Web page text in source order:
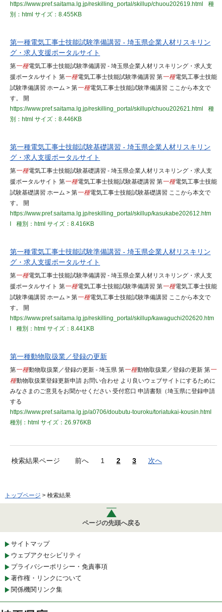
https://www.pref.saitama.lg.jp/reskilling_portal/skillup/chuou202619.html
種
別：html サイズ：8.455KB
第一種電気工事士技能試験準備講習 - 埼玉県企業人材リスキリン
グ・求人支援ポータルサイト
第一種電気工事士技能試験準備講習 - 埼玉県企業人材リスキリング・求人支
援ポータルサイト 第一種電気工事士技能試験準備講習 第一種電気工事士技能
試験準備講習 ホーム > 第一種電気工事士技能試験準備講習 ここから本文で
す。 開
https://www.pref.saitama.lg.jp/reskilling_portal/skillup/chuou202621.html
種
別：html サイズ：8.446KB
第一種電気工事士技能試験基礎講習 - 埼玉県企業人材リスキリン
グ・求人支援ポータルサイト
第一種電気工事士技能試験基礎講習 - 埼玉県企業人材リスキリング・求人支
援ポータルサイト 第一種電気工事士技能試験基礎講習 第一種電気工事士技能
試験基礎講習 ホーム > 第一種電気工事士技能試験基礎講習 ここから本文で
す。 開
https://www.pref.saitama.lg.jp/reskilling_portal/skillup/kasukabe202612.htm
種別：html サイズ：8.416KB
第一種電気工事士技能試験準備講習 - 埼玉県企業人材リスキリン
グ・求人支援ポータルサイト
第一種電気工事士技能試験準備講習 - 埼玉県企業人材リスキリング・求人支
援ポータルサイト 第一種電気工事士技能試験準備講習 第一種電気工事士技能
試験準備講習 ホーム > 第一種電気工事士技能試験準備講習 ここから本文で
す。 開
https://www.pref.saitama.lg.jp/reskilling_portal/skillup/kawaguchi202620.htm
種別：html サイズ：8.441KB
第一種動物取扱業／登録の更新
第一種動物取扱業／登録の更新 - 埼玉県 第一種動物取扱業／登録の更新 第一
種動物取扱業登録更新申請 お問い合わせ より良いウェブサイトにするために
みなさまのご意見をお聞かせください 受付窓口 申請書類（埼玉県に登録申請
する
https://www.pref.saitama.lg.jp/a0706/doubutu-touroku/toriatukai-kousin.html
種別：html サイズ：26.976KB
検索結果ページ 前へ 1 2 3 次へ
トップページ > 検索結果
ページの先頭へ戻る
サイトマップ
ウェブアクセシビリティ
プライバシーポリシー・免責事項
著作権・リンクについて
関係機関リンク集